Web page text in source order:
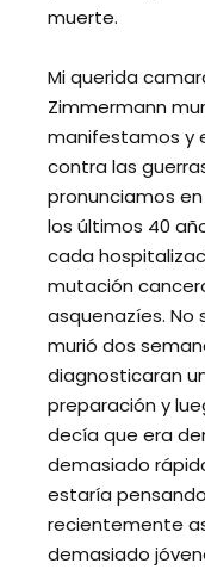
muerte.
Mi querida
Zimmermann
manifestamos y
contra las
pronunciamos
los últimos 40
cada
mutación
asquenazíes. No
murió dos
diagnosticaran
preparación y
decía que era
demasiado
estaría
recientemente
demasiado